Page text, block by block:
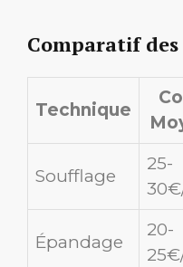
Comparatif
Technique
Soufflage
25-
Épandage
20-